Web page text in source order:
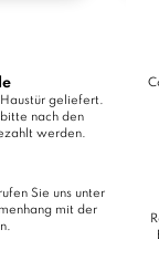
geliefert.
nach den
werden.
Sie uns unter
mit der